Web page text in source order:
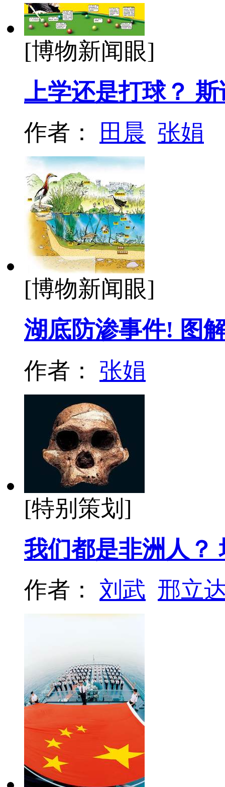
[博物新闻眼]
上学还是打球？
作者： 田晨 张娟
[博物新闻眼]
湖底防渗事件! 图
作者： 张娟
[特别策划]
我们都是非洲人？
作者： 刘武 邢立